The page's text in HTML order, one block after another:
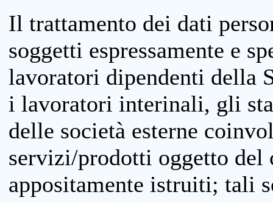
Il trattamento dei dati
soggetti espressamente e
lavoratori dipendenti della
i lavoratori interinali, gli
delle società esterne
servizi/prodotti oggetto
appositamente istruiti; tali